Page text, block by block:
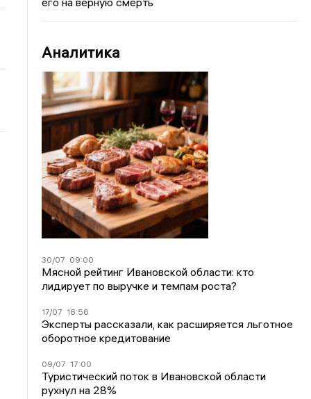
Аналитика
30/07 09:00
Мясной рейтинг Ивановской области: кто
лидирует по выручке и темпам роста?
17/07 18:56
Эксперты рассказали, как расширяется льготное
оборотное кредитование
09/07 17:00
Туристический поток в Ивановской области
рухнул на 28%